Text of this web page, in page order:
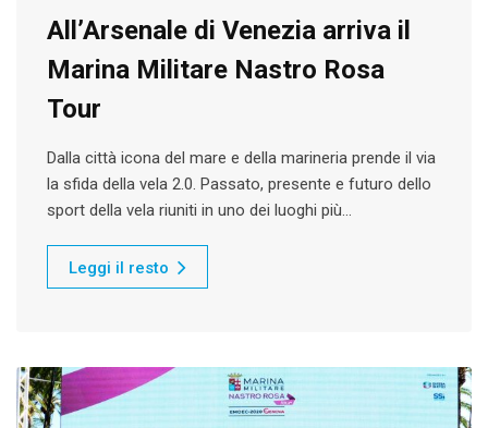
All’Arsenale di Venezia arriva il
Marina Militare Nastro Rosa
Tour
Dalla città icona del mare e della marineria prende il via
la sfida della vela 2.0. Passato, presente e futuro dello
sport della vela riuniti in uno dei luoghi più…
Leggi il resto